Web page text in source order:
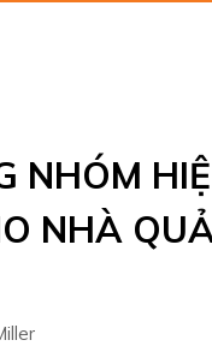
NHÓM
NHÀ